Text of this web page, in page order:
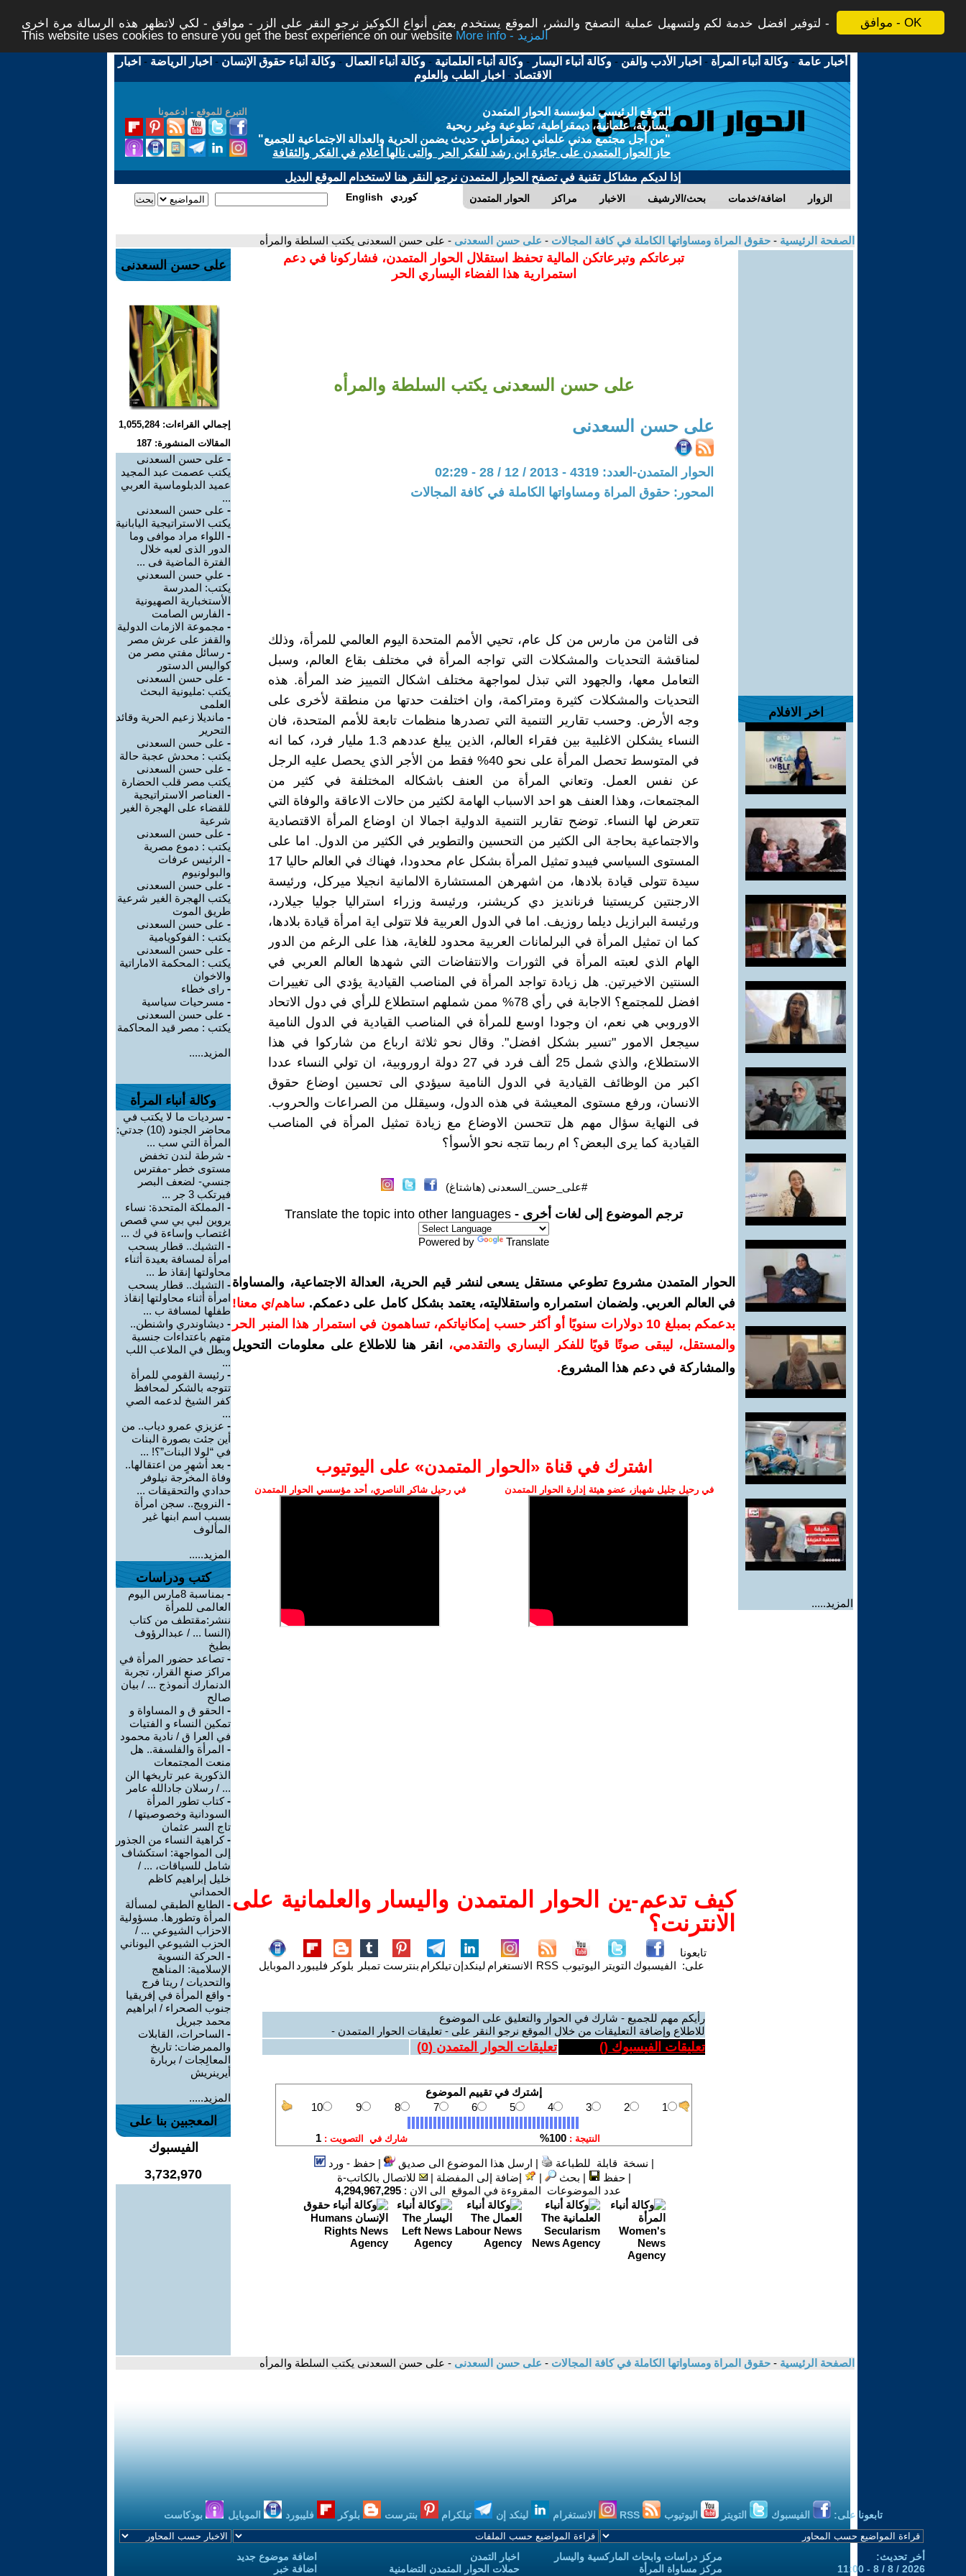
موافق - OK
لتوفير افضل خدمة لكم ولتسهيل عملية التصفح والنشر، الموقع يستخدم بعض أنواع الكوكيز نرجو النقر على الزر - موافق - لكي لاتظهر هذه الرسالة مرة اخرى -
This website uses cookies to ensure you get the best experience on our website
More info - المزيد
أخبار عامة -وكالة أنباء المرأة - اخبار الأدب والفن -وكالة أنباء اليسار -وكالة أنباء العلمانية -وكالة أنباء العمال -وكالة أنباء حقوق الإنسان - اخبار الرياضة - اخبار
الاقتصاد - اخبار الطب والعلوم
التبرع للموقع - ادعمونا
الموقع الرئيسي لمؤسسة الحوار المتمدن
يسارية، علمانية، ديمقراطية، تطوعية وغير ربحية
"من أجل مجتمع مدني علماني ديمقراطي حديث يضمن الحرية والعدالة الاجتماعية للجميع"
حاز الحوار المتمدن على جائزة ابن رشد للفكر الحر والتى نالها أعلام في الفكر والثقافة
إذا لديكم مشاكل تقنية في تصفح الحوار المتمدن نرجو النقر هنا لاستخدام الموقع البديل
الحوار المتمدن مراكز الاخبار بحث/الارشيف اضافة/خدمات الزوار English كوردي
الصفحة الرئيسية - حقوق المراة ومساواتها الكاملة في كافة المجالات - على حسن السعدنى - على حسن السعدنى يكتب السلطة والمرأه
اخر الافلام
المزيد.....
تبرعاتكم وتبرعاتكن المالية تحفظ استقلال الحوار المتمدن، فشاركونا في دعم
استمرارية هذا الفضاء اليساري الحر
على حسن السعدنى يكتب السلطة والمرأه
على حسن السعدنى
الحوار المتمدن-العدد: 4319 - 2013 / 12 / 28 - 02:29
المحور: حقوق المراة ومساواتها الكاملة في كافة المجالات
فى الثامن من مارس من كل عام، تحيي الأمم المتحدة اليوم العالمي للمرأة، وذلك
لمناقشة التحديات والمشكلات التي تواجه المرأة في مختلف بقاع العالم، وسبل
التعامل معها، والجهود التي تبذل لمواجهة مختلف اشكال التمييز ضد المرأة. هذه
التحديات والمشكلات كثيرة ومتراكمة، وان اختلفت حدتها من منطقة لأخرى على
وجه الأرض. وحسب تقارير التنمية التي تصدرها منظمات تابعة للأمم المتحدة، فان
النساء يشكلن الاغلبية بين فقراء العالم، الذين يبلغ عددهم 1.3 مليار فرد، كما انه
في المتوسط تحصل المرأة على نحو 40% فقط من الأجر الذي يحصل عليه الرجل
عن نفس العمل. وتعاني المرأة من العنف باشكاله المختلفة في كثير من
المجتمعات، وهذا العنف هو احد الاسباب الهامة لكثير من حالات الاعاقة والوفاة التي
تتعرض لها النساء. توضح تقارير التنمية الدولية اجمالا ان اوضاع المرأة الاقتصادية
والاجتماعية بحاجة الى الكثير من التحسين والتطوير في الكثير من الدول. اما على
المستوى السياسي فيبدو تمثيل المرأة بشكل عام محدودا، فهناك في العالم حاليا 17
سيدة تتولى قيادة بلادها، من اشهرهن المستشارة الالمانية انجيلا ميركل، ورئيسة
الارجنتين كريستينا فرنانديز دي كريشنر، ورئيسة وزراء استراليا جوليا جيلارد،
ورئيسة البرازيل ديلما روزيف. اما في الدول العربية فلا تتولى اية امرأة قيادة بلادها،
كما ان تمثيل المرأة في البرلمانات العربية محدود للغاية، هذا على الرغم من الدور
الهام الذي لعبته المرأة في الثورات والانتفاضات التي شهدها العالم العربي في
السنتين الاخيرتين. هل زيادة تواجد المرأة في المناصب القيادية يؤدي الى تغييرات
افضل للمجتمع؟ الاجابة في رأي 78% ممن شملهم استطلاع للرأي في دول الاتحاد
الاوروبي هي نعم، ان وجودا اوسع للمرأة في المناصب القيادية في الدول النامية
سيجعل الامور "تسير بشكل افضل". وقال نحو ثلاثة ارباع من شاركوا في هذا
الاستطلاع، والذي شمل 25 ألف فرد في 27 دولة اروروبية، ان تولي النساء عددا
اكبر من الوظائف القيادية في الدول النامية سيؤدي الى تحسين اوضاع حقوق
الانسان، ورفع مستوى المعيشة في هذه الدول، وسيقلل من الصراعات والحروب.
فى النهاية سؤال مهم هل تتحسن الاوضاع مع زيادة تمثيل المرأة في المناصب
القيادية كما يرى البعض؟ ام ربما تتجه نحو الأسوأ؟
#على_حسن_السعدنى (هاشتاغ)
ترجم الموضوع إلى لغات أخرى - Translate the topic into other languages
Powered by Translate
الحوار المتمدن مشروع تطوعي مستقل يسعى لنشر قيم الحرية، العدالة الاجتماعية، والمساواة
في العالم العربي. ولضمان استمراره واستقلاليته، يعتمد بشكل كامل على دعمكم. ساهم/ي معنا!
بدعمكم بمبلغ 10 دولارات سنويًا أو أكثر حسب إمكانياتكم، تساهمون في استمرار هذا المنبر الحر
والمستقل، ليبقى صوتًا قويًا للفكر اليساري والتقدمي،
انقر هنا للاطلاع على معلومات التحويل
والمشاركة في دعم هذا المشروع.
اشترك في قناة ‫«الحوار المتمدن» على اليوتيوب
في رحيل جليل شهباز، عضو هيئة إدارة الحوار المتمدن في رحيل شاكر الناصري، أحد مؤسسي الحوار المتمدن
كيف تدعم-ين الحوار المتمدن واليسار والعلمانية على
الانترنت؟
تابعونا
على: الفيسبوك التويتر اليوتيوب RSS الانستغرام لينكدإنتيلكرام بنترست تمبلر بلوكر فليبورد الموبايل
رأيكم مهم للجميع - شارك في الحوار والتعليق على الموضوع
للاطلاع وإضافة التعليقات من خلال الموقع نرجو النقر على - تعليقات الحوار المتمدن -
تعليقات الفيسبوك () تعليقات الحوار المتمدن (0
)
| نسخة قابلة للطباعة | ارسل هذا الموضوع الى صديق |حفظ - ورد
|حفظ | بحث | إضافة إلى المفضلة |
للاتصال بالكاتب-ة
عدد الموضوعات المقروءة في الموقع الى الان : 4,294,967,295
على حسن السعدنى
إجمالي القراءات: 1,055,284
المقالات المنشورة: 187
- على حسن السعدنى
يكتب عصمت عبد المجيد
عميد الدبلوماسية العربي
...
- على حسن السعدنى
يكتب الاستراتيجية اليابانية
- اللواء مراد موافى وما
الدور الذى لعبه خلال
الفترة الماضية فى ...
- علي حسن السعدني
يكتب: المدرسة
الأستخبارية الصهيونية
- الفارس الصامت
- مجموعة الازمات الدولية
والقفز على عرش مصر
- رسائل مفتي مصر من
كواليس الدستور
- على حسن السعدنى
يكتب :مليونية البحث
العلمى
- مانديلا زعيم الحرية وقائد
التحرير
- على حسن السعدنى
يكتب : محدش عجبة حالة
- على حسن السعدنى
يكتب مصر قلب الحضارة
- العناصر الاستراتيجية
للقضاء على الهجرة الغير
شرعية
- على حسن السعدنى
يكتب : دموع مصرية
- الرئيس عرفات
والبولونيوم
- على حسن السعدنى
يكتب الهجرة الغير شرعية
طريق الموت
- على حسن السعدنى
يكتب : الفوكويامية
- على حسن السعدنى
يكتب : المحكمة الاماراتية
والاخوان
- راى خطاء
- مسرحيات سياسية
- على حسن السعدنى
يكتب : مصر قيد المحاكمة
المزيد.....
وكالة أنباء المرأة
- سرديات ما لا يكتب في
محاضر الجنود (10) جدتي:
المرأة التي سب ...
- شرطة لندن تخفض
مستوى خطر -مفترس
جنسي- لضعف البصر
فيرتكب 3 جر ...
- المملكة المتحدة: نساء
يروين لبي بي سي قصص
اغتصاب وإساءة في ك ...
- التشيك.. قطار يسحب
امرأة لمسافة بعيدة أثناء
محاولتها إنقاذ ط ...
- التشيك.. قطار يسحب
امرأة أثناء محاولتها إنقاذ
طفلها لمسافة ب ...
- ديشاوندري واشنطن..
متهم باعتداءات جنسية
وبطل في الملاعب اللب
...
- رئيسة القومي للمرأة
تتوجه بالشكر لمحافظ
كفر الشيخ لدعمه الصي
...
- عزيزي عمرو دياب.. من
أين جئت بصورة البنات
في “لولا البنات”؟! ...
- بعد أشهرٍ من اعتقالها..
وفاة المخرجة نيلوفر
حدادي والتحقيقات ...
- النرويج.. سجن امرأة
بسبب اسم ابنها غير
المألوف
المزيد.....
كتب ودراسات
-
بمناسبة 8مارس اليوم
العالمى للمرأة
ننشر:مقتطف من كتاب
(النسا ... / عبدالرؤوف
بطيخ
- تصاعد حضور المرأة في
مراكز صنع القرار، تجربة
الدنمارك أنموذج ... / بيان
صالح
- الحقو ق و المساواة و
تمكين النساء و الفتيات
في العرا ق / نادية محمود
- المرأة والفلسفة.. هل
منعت المجتمعات
الذكورية عبر تاريخها الن
... / رسلان جادالله عامر
-كتاب تطور المرأة
السودانية وخصوصيتها /
تاج السر عثمان
-كراهية النساء من الجذور
إلى المواجهة: استكشاف
شامل للسياقات، ... /
خليل إبراهيم كاظم
الحمداني
- الطابع الطبقي لمسألة
المرأة وتطورها. مسؤولية
الاحزاب الشيوعي ... /
الحزب الشيوعي اليوناني
- الحركة النسوية
الإسلامية: المناهج
والتحديات / ريتا فرج
- واقع المرأة في إفريقيا
جنوب الصحراء / ابراهيم
محمد جبريل
- الساحرات، القابلات
والممرضات: تاريخ
المعالِجات / بربارة
أيرينريش
المزيد.....
المعجبين بنا على
الفيسبوك
3,732,970
الصفحة الرئيسية - حقوق المراة ومساواتها الكاملة في كافة المجالات - على حسن السعدنى - على حسن السعدنى يكتب السلطة والمرأه
تابعونا على: الفيسبوك التويتر اليوتيوب الانستغرام لينكد إن تيلكرام بنترست بلوكر فليبورد الموبايل بودكاست
أخر تحديث:
2026 / 8 / 8 - 11:00
مركز دراسات وابحاث الماركسية واليسار
مركز مساواة المرأة
اخبار التمدن
حملات الحوار المتمدن التضامنية
اضافة موضوع جديد
اضافة خبر